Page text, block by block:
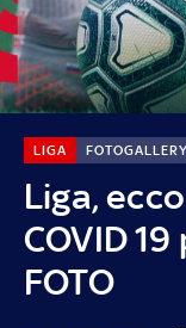
Liga,
COVID
FOTO
LIGA FOTOGALLERY